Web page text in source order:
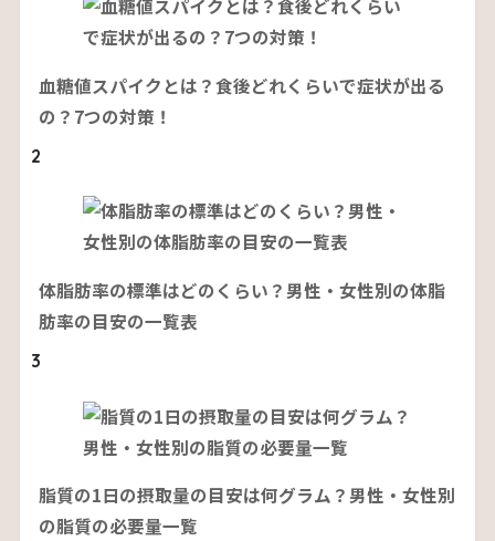
血糖値スパイクとは？食後どれくらいで症状が出る
の？7つの対策！
2
体脂肪率の標準はどのくらい？男性・女性別の体脂
肪率の目安の一覧表
3
脂質の1日の摂取量の目安は何グラム？男性・女性別
の脂質の必要量一覧